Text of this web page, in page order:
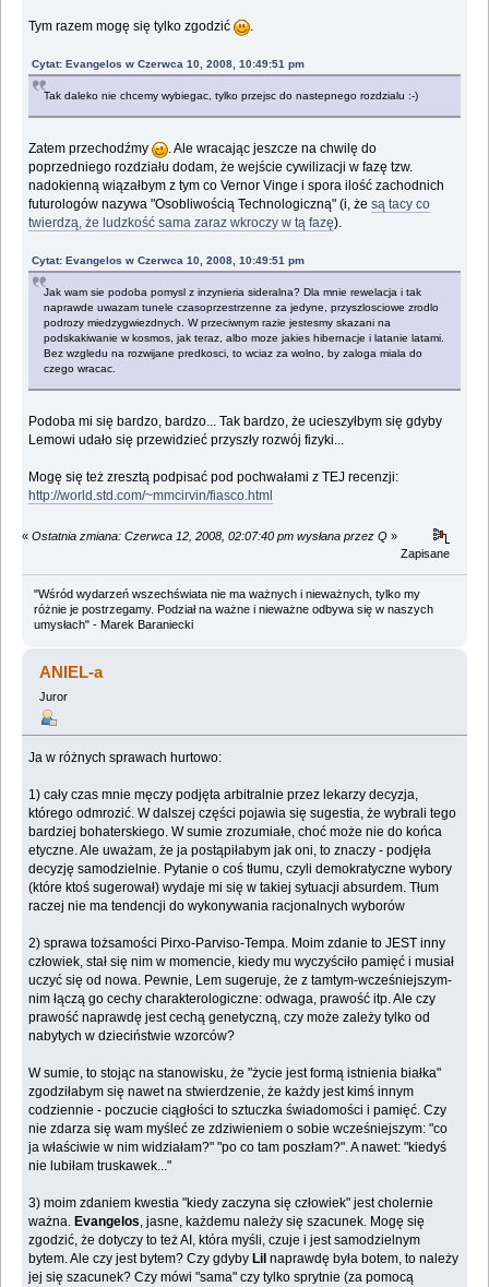
Tym razem mogę się tylko zgodzić .
Cytat: Evangelos w Czerwca 10, 2008, 10:49:51 pm
Tak daleko nie chcemy wybiegac, tylko przejsc do nastepnego rozdzialu :-)
Zatem przechodźmy
. Ale wracając jeszcze na chwilę do
poprzedniego rozdziału dodam, że wejście cywilizacji w fazę tzw.
nadokienną wiązałbym z tym co Vernor Vinge i spora ilość zachodnich
futurologów nazywa "Osobliwością Technologiczną" (i, żesą tacy co
twierdzą, że ludzkość sama zaraz wkroczy w tą fazę).
Cytat: Evangelos w Czerwca 10, 2008, 10:49:51 pm
Jak wam sie podoba pomysl z inzynieria sideralna? Dla mnie rewelacja i tak
naprawde uwazam tunele czasoprzestrzenne za jedyne, przyszlosciowe zrodlo
podrozy miedzygwiezdnych. W przeciwnym razie jestesmy skazani na
podskakiwanie w kosmos, jak teraz, albo moze jakies hibernacje i latanie latami.
Bez wzgledu na rozwijane predkosci, to wciaz za wolno, by zaloga miala do
czego wracac.
Podoba mi się bardzo, bardzo... Tak bardzo, że ucieszyłbym się gdyby
Lemowi udało się przewidzieć przyszły rozwój fizyki...
Mogę się też zresztą podpisać pod pochwałami z TEJ recenzji:
http://world.std.com/~mmcirvin/fiasco.html
« Ostatnia zmiana: Czerwca 12, 2008, 02:07:40 pm wysłana przez Q »
Zapisane
"Wśród wydarzeń wszechświata nie ma ważnych i nieważnych, tylko my
różnie je postrzegamy. Podział na ważne i nieważne odbywa się w naszych
umysłach" - Marek Baraniecki
ANIEL-a
Juror
Ja w różnych sprawach hurtowo:
1) cały czas mnie męczy podjęta arbitralnie przez lekarzy decyzja,
którego odmrozić. W dalszej części pojawia się sugestia, że wybrali tego
bardziej bohaterskiego. W sumie zrozumiałe, choć może nie do końca
etyczne. Ale uważam, że ja postąpiłabym jak oni, to znaczy - podjęła
decyzję samodzielnie. Pytanie o coś tłumu, czyli demokratyczne wybory
(które ktoś sugerował) wydaje mi się w takiej sytuacji absurdem. Tłum
raczej nie ma tendencji do wykonywania racjonalnych wyborów
2) sprawa tożsamości Pirxo-Parviso-Tempa. Moim zdanie to JEST inny
człowiek, stał się nim w momencie, kiedy mu wyczyściło pamięć i musiał
uczyć się od nowa. Pewnie, Lem sugeruje, że z tamtym-wcześniejszym-
nim łączą go cechy charakterologiczne: odwaga, prawość itp. Ale czy
prawość naprawdę jest cechą genetyczną, czy może zależy tylko od
nabytych w dzieciństwie wzorców?
W sumie, to stojąc na stanowisku, że "życie jest formą istnienia białka"
zgodziłabym się nawet na stwierdzenie, że każdy jest kimś innym
codziennie - poczucie ciągłości to sztuczka świadomości i pamięć. Czy
nie zdarza się wam myśleć ze zdziwieniem o sobie wcześniejszym: "co
ja właściwie w nim widziałam?" "po co tam poszłam?". A nawet: "kiedyś
nie lubiłam truskawek..."
3) moim zdaniem kwestia "kiedy zaczyna się człowiek" jest cholernie
ważna. Evangelos, jasne, każdemu należy się szacunek. Mogę się
zgodzić, że dotyczy to też AI, która myśli, czuje i jest samodzielnym
bytem. Ale czy jest bytem? Czy gdyby Lil naprawdę była botem, to należy
jej się szacunek? Czy mówi "sama" czy tylko sprytnie (za pomocą